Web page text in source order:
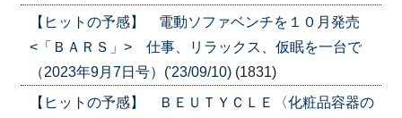
【ヒットの予感】 電動ソファベンチを１０月発売
<「ＢＡＲＳ」> 仕事、リラックス、仮眠を一台で
（2023年9月7日号）('23/09/10) (1831)
【ヒットの予感】 ＢＥＵＴＹＣＬＥ〈化粧品容器の